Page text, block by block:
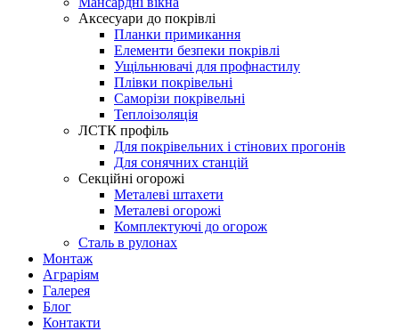
Аксесуари до покрівлі
Планки примикання
Елементи безпеки покрівлі
Ущільнювачі для профнастилу
Плівки покрівельні
Саморізи покрівельні
Теплоізоляція
ЛСТК профіль
Для покрівельних і стінових прогонів
Для сонячних станцій
Секційні огорожі
Металеві штахети
Металеві огорожі
Комплектуючі до огорож
Сталь в рулонах
Монтаж
Аграріям
Галерея
Блог
Контакти